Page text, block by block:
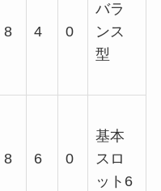
8 4 0
バラ
ンス
型
8 6 0
基本
スロ
ット6